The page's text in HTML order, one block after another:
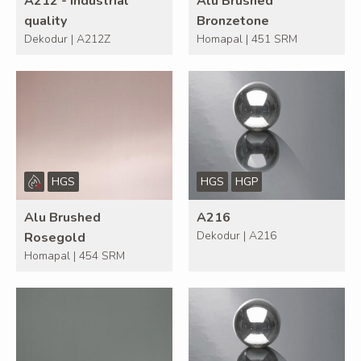
quality
Dekodur | A212Z
Bronzetone
Homapal | 451 SRM
HGS
Alu Brushed
Rosegold
Homapal | 454 SRM
HGS HGP
A216
Dekodur | A216